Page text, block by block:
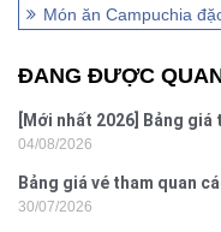
Món ăn Campuchia đặc sắc:
ĐANG ĐƯỢC
[Mới nhất 2026] Bảng
04/08/2026
Bảng giá vé tham quan
2026
30/07/2026